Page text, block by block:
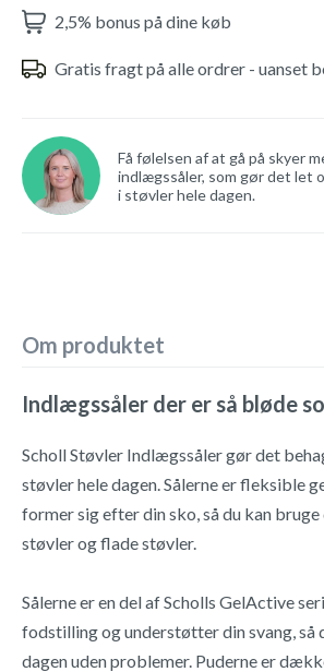
2,5% bonus på dine køb
Gratis fragt på alle ordrer - uanset
Få følelsen af at gå på skyer
indlægssåler, som gør det let
i støvler hele dagen.
Om produktet
Indlægssåler der er så bløde
Scholl Støvler Indlægssåler gør det
støvler hele dagen. Sålerne er fleksible
former sig efter din sko, så du kan
støvler og flade støvler.
Sålerne er en del af Scholls GelActive
fodstilling og understøtter din svang, så
dagen uden problemer. Puderne er